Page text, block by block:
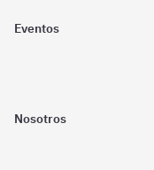
Eventos
Nosotros